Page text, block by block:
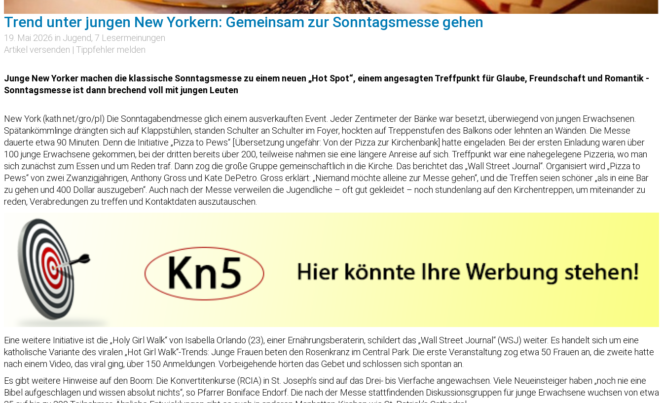
Trend unter jungen New Yorkern: Gemeinsam zur Sonntagsmesse gehen
19. Mai 2026 in Jugend, 7 Lesermeinungen
Artikel versenden | Tippfehler melden
Junge New Yorker machen die klassische Sonntagsmesse zu einem neuen „Hot Spot“, einem angesagten Treffpunkt für Glaube, Freundschaft und Romantik -
Sonntagsmesse ist dann brechend voll mit jungen Leuten
New York (kath.net/gro/pl) Die Sonntagabendmesse glich einem ausverkauften Event. Jeder Zentimeter der Bänke war besetzt, überwiegend von jungen Erwachsenen.
Spätankömmlinge drängten sich auf Klappstühlen, standen Schulter an Schulter im Foyer, hockten auf Treppenstufen des Balkons oder lehnten an Wänden. Die Messe
dauerte etwa 90 Minuten. Denn die Initiative „Pizza to Pews“ [Übersetzung ungefähr: Von der Pizza zur Kirchenbank] hatte eingeladen. Bei der ersten Einladung waren über
100 junge Erwachsene gekommen, bei der dritten bereits über 200, teilweise nahmen sie eine längere Anreise auf sich. Treffpunkt war eine nahegelegene Pizzeria, wo man
sich zunächst zum Essen und um Reden traf. Dann zog die große Gruppe gemeinschaftlich in die Kirche. Das berichtet das „Wall Street Journal“. Organisiert wird „Pizza to
Pews“ von zwei Zwanzigjährigen, Anthony Gross und Kate DePetro. Gross erklärt: „Niemand möchte alleine zur Messe gehen“, und die Treffen seien schöner „als in eine Bar
zu gehen und 400 Dollar auszugeben“. Auch nach der Messe verweilen die Jugendliche – oft gut gekleidet – noch stundenlang auf den Kirchentreppen, um miteinander zu
reden, Verabredungen zu treffen und Kontaktdaten auszutauschen.
Eine weitere Initiative ist die „Holy Girl Walk“ von Isabella Orlando (23), einer Ernährungsberaterin, schildert das „Wall Street Journal“ (WSJ) weiter. Es handelt sich um eine
katholische Variante des viralen „Hot Girl Walk“-Trends: Junge Frauen beten den Rosenkranz im Central Park. Die erste Veranstaltung zog etwa 50 Frauen an, die zweite hatte
nach einem Video, das viral ging, über 150 Anmeldungen. Vorbeigehende hörten das Gebet und schlossen sich spontan an.
Es gibt weitere Hinweise auf den Boom: Die Konvertitenkurse (RCIA) in St. Joseph’s sind auf das Drei- bis Vierfache angewachsen. Viele Neueinsteiger haben „noch nie eine
Bibel aufgeschlagen und wissen absolut nichts“, so Pfarrer Boniface Endorf. Die nach der Messe stattfindenden Diskussionsgruppen für junge Erwachsene wuchsen von etwa